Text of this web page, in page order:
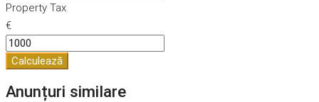
Property Tax
€
Calculează
Anunțuri similare